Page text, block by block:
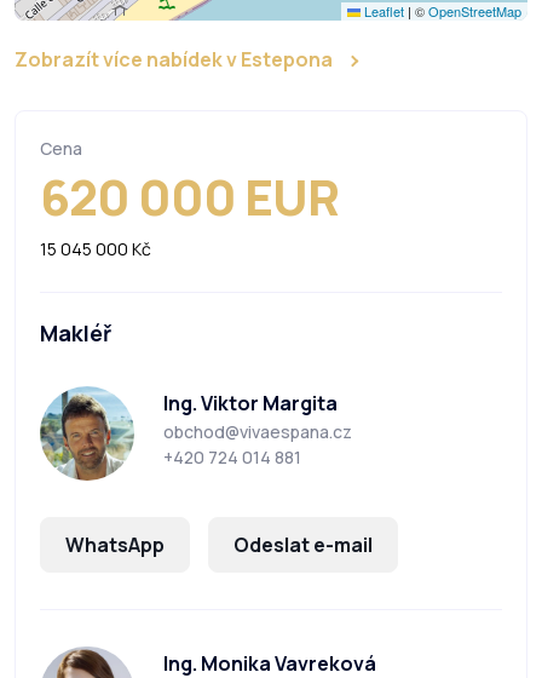
Leaflet | ©OpenStreetMap
Zobrazít více nabídek v Estepona
Cena
620 000 EUR
15 045 000 Kč
Makléř
Ing. Viktor Margita
obchod@vivaespana.cz
+420 724 014 881
WhatsApp Odeslat e-mail
Ing. Monika Vavreková